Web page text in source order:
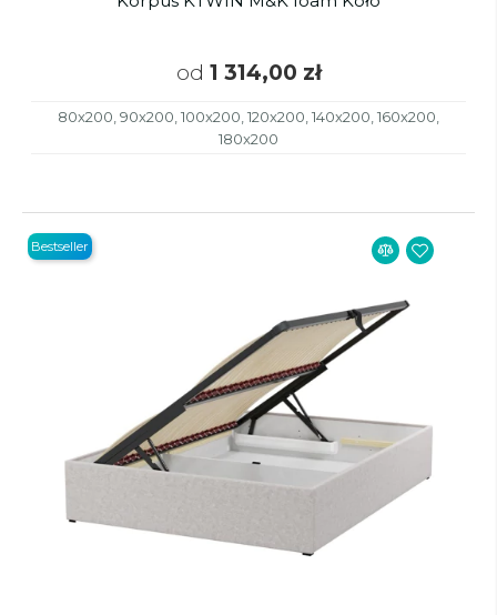
od 1 314,00 zł
80x200, 90x200, 100x200, 120x200, 140x200, 160x200,
180x200
Bestseller